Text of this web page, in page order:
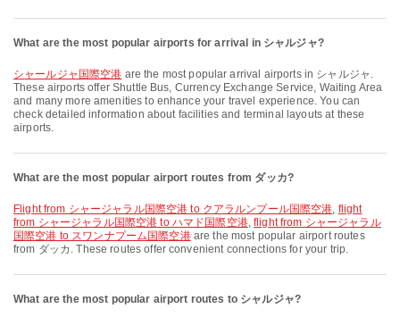
What are the most popular airports for arrival in シャルジャ?
シャールジャ国際空港 are the most popular arrival airports in シャルジャ.
These airports offer Shuttle Bus, Currency Exchange Service, Waiting Area
and many more amenities to enhance your travel experience. You can
check detailed information about facilities and terminal layouts at these
airports.
What are the most popular airport routes from ダッカ?
flight from シャージャラル国際空港 to クアラルンプール国際空港, flight
from シャージャラル国際空港 to ハマド国際空港,flight from シャージャラル
国際空港 to スワンナプーム国際空港are the most popular airport routes
from ダッカ. These routes offer convenient connections for your trip.
What are the most popular airport routes to シャルジャ?